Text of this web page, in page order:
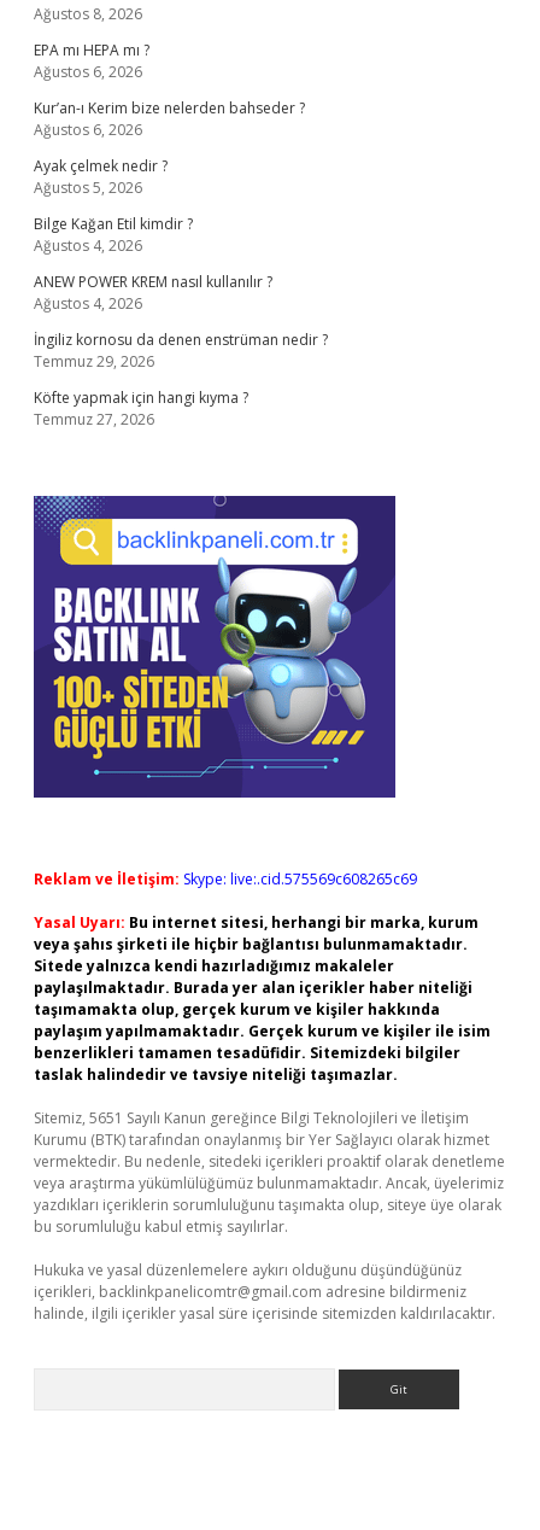
Ağustos 8, 2026
EPA mı HEPA mı ?
Ağustos 6, 2026
Kur’an-ı Kerim bize nelerden bahseder ?
Ağustos 6, 2026
Ayak çelmek nedir ?
Ağustos 5, 2026
Bilge Kağan Etil kimdir ?
Ağustos 4, 2026
ANEW POWER KREM nasıl kullanılır ?
Ağustos 4, 2026
İngiliz kornosu da denen enstrüman nedir ?
Temmuz 29, 2026
Köfte yapmak için hangi kıyma ?
Temmuz 27, 2026
Reklam ve İletişim: Skype: live:.cid.575569c608265c69
Yasal Uyarı: Bu internet sitesi, herhangi bir marka, kurum
veya şahıs şirketi ile hiçbir bağlantısı bulunmamaktadır.
Sitede yalnızca kendi hazırladığımız makaleler
paylaşılmaktadır. Burada yer alan içerikler haber niteliği
taşımamakta olup, gerçek kurum ve kişiler hakkında
paylaşım yapılmamaktadır. Gerçek kurum ve kişiler ile isim
benzerlikleri tamamen tesadüfidir. Sitemizdeki bilgiler
taslak halindedir ve tavsiye niteliği taşımazlar.
Sitemiz, 5651 Sayılı Kanun gereğince Bilgi Teknolojileri ve İletişim
Kurumu (BTK) tarafından onaylanmış bir Yer Sağlayıcı olarak hizmet
vermektedir. Bu nedenle, sitedeki içerikleri proaktif olarak denetleme
veya araştırma yükümlülüğümüz bulunmamaktadır. Ancak, üyelerimiz
yazdıkları içeriklerin sorumluluğunu taşımakta olup, siteye üye olarak
bu sorumluluğu kabul etmiş sayılırlar.
Hukuka ve yasal düzenlemelere aykırı olduğunu düşündüğünüz
içerikleri, backlinkpanelicomtr@gmail.com adresine bildirmeniz
halinde, ilgili içerikler yasal süre içerisinde sitemizden kaldırılacaktır.